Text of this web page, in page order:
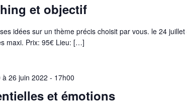
et objectif
idées sur un thème précis choisit par vous. le 24
maxi. Prix: 95€ Lieu: […]
à 26 juin 2022 - 17h00
et émotions